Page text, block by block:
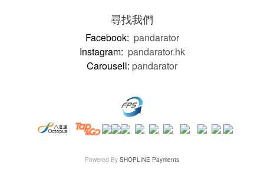
尋找我們
Facebook: pandarator
Instagram: pandarator.hk
Carousell: pandarator
Powered By SHOPLINE Payments